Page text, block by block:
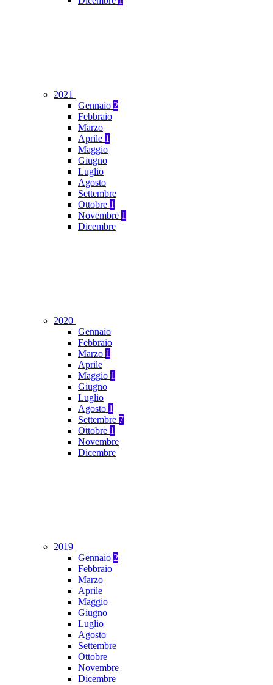
2021
Gennaio 2
Febbraio
Marzo
Aprile 1
Maggio
Giugno
Luglio
Agosto
Settembre
Ottobre 1
Novembre 1
Dicembre
2020
Gennaio
Febbraio
Marzo 1
Aprile
Maggio 1
Giugno
Luglio
Agosto 1
Settembre 7
Ottobre 1
Novembre
Dicembre
2019
Gennaio 2
Febbraio
Marzo
Aprile
Maggio
Giugno
Luglio
Agosto
Settembre
Ottobre
Novembre
Dicembre